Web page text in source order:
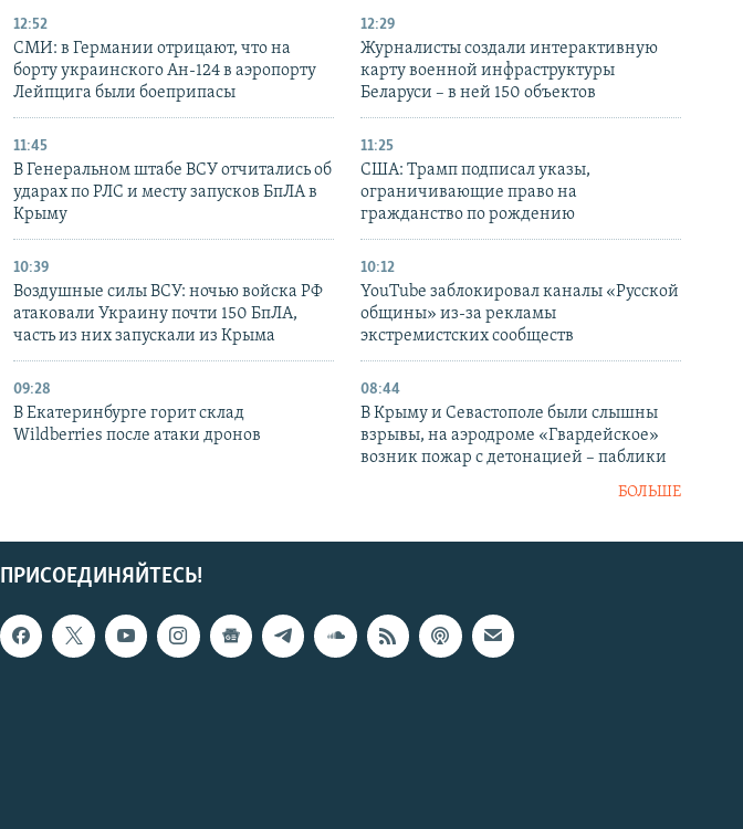
12:52
СМИ: в Германии отрицают, что на
борту украинского Ан-124 в аэропорту
Лейпцига были боеприпасы
12:29
Журналисты создали интерактивную
карту военной инфраструктуры
Беларуси – в ней 150 объектов
11:45
В Генеральном штабе ВСУ отчитались об
ударах по РЛС и месту запусков БпЛА в
Крыму
11:25
США: Трамп подписал указы,
ограничивающие право на
гражданство по рождению
10:39
Воздушные силы ВСУ: ночью войска РФ
атаковали Украину почти 150 БпЛА,
часть из них запускали из Крыма
10:12
YouTube заблокировал каналы «Русской
общины» из-за рекламы
экстремистских сообществ
09:28
В Екатеринбурге горит склад
Wildberries после атаки дронов
08:44
В Крыму и Севастополе были слышны
взрывы, на аэродроме «Гвардейское»
возник пожар с детонацией – паблики
БОЛЬШЕ
ПРИСОЕДИНЯЙТЕСЬ!